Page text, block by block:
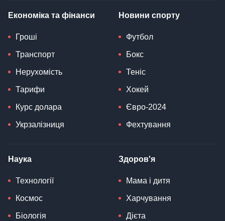
Економіка та фінанси
Гроші
Транспорт
Нерухомість
Тарифи
Курс долара
Укрзалізниця
Новини спорту
Футбол
Бокс
Теніс
Хокей
Євро-2024
Фехтування
Наука
Технології
Космос
Біологія
Здоров'я
Мама і дитя
Харчування
Дієта